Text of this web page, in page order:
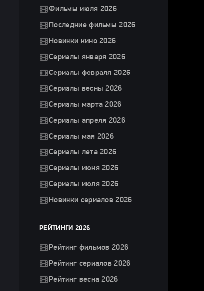
Фильмы июля 2026
Последние фильмы 2026
Новинки кино 2026
Сериалы января 2026
Сериалы февраля 2026
Сериалы весны 2026
Сериалы марта 2026
Сериалы апреля 2026
Сериалы мая 2026
Сериалы лета 2026
Сериалы июня 2026
Сериалы июля 2026
Новинки сериалов 2026
РЕЙТИНГИ 2026
Рейтинг фильмов 2026
Рейтинг сериалов 2026
Рейтинг весна 2026